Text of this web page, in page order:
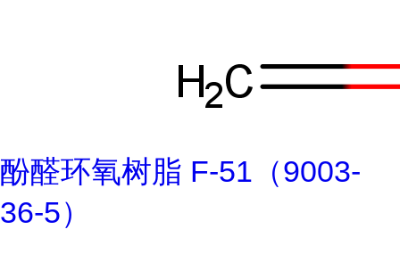
酚醛环氧树脂 F-51（9003-
36-5）